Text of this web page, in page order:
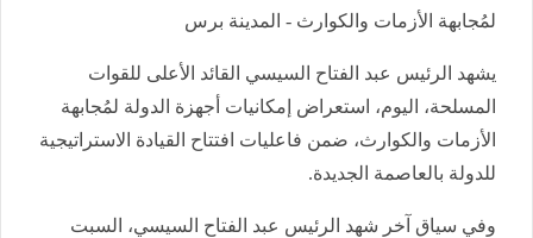
لمُجابهة الأزمات والكوارث - المدينة برس
يشهد الرئيس عبد الفتاح السيسي القائد الأعلى للقوات
المسلحة، اليوم، استعراض إمكانيات أجهزة الدولة لمُجابهة
الأزمات والكوارث، ضمن فاعليات افتتاح القيادة الاستراتيجية
للدولة بالعاصمة الجديدة.
وفي سياق آخر شهد الرئيس عبد الفتاح السيسي، السبت